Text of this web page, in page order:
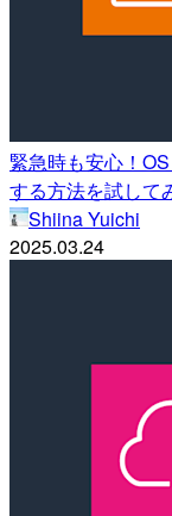
緊急時も安心！
する方法を試して
Shiina Yuichi
2025.03.24